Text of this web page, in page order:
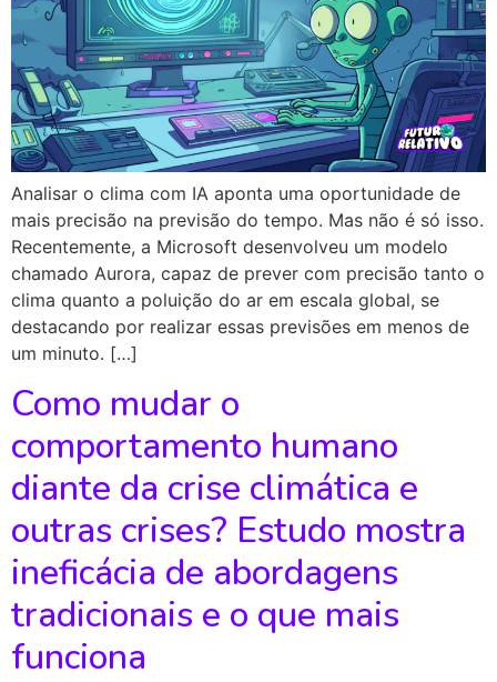
Analisar o clima com IA aponta uma oportunidade de
mais precisão na previsão do tempo. Mas não é só isso.
Recentemente, a Microsoft desenvolveu um modelo
chamado Aurora, capaz de prever com precisão tanto o
clima quanto a poluição do ar em escala global, se
destacando por realizar essas previsões em menos de
um minuto. […]
Como mudar o
comportamento humano
diante da crise climática e
outras crises? Estudo mostra
ineficácia de abordagens
tradicionais e o que mais
funciona